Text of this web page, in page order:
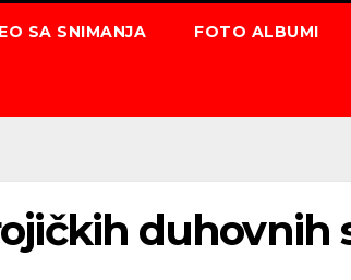
SA SNIMANJA FOTO ALBUMI
duhovnih